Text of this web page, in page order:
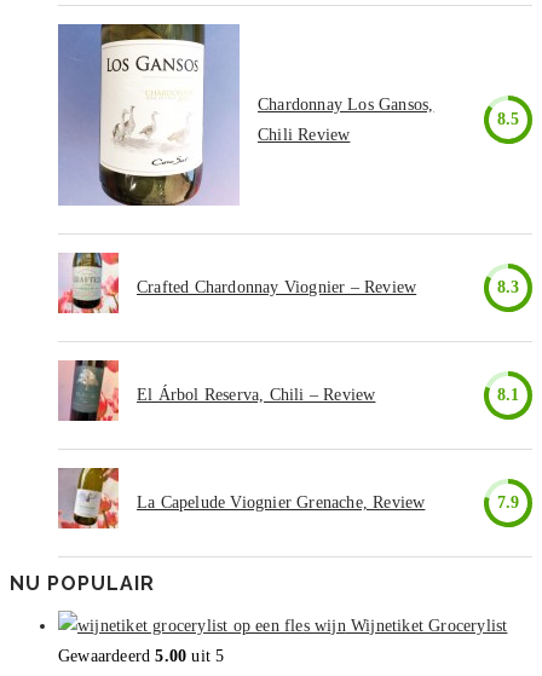
Chardonnay Los Gansos,
Chili Review
8.5
Crafted Chardonnay Viognier – Review 8.3
El Árbol Reserva, Chili – Review 8.1
La Capelude Viognier Grenache, Review 7.9
NU POPULAIR
Wijnetiket Grocerylist
Gewaardeerd5.00 uit 5